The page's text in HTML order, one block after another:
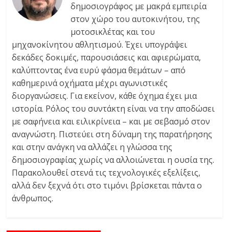
δημοσιογράφος με μακρά εμπειρία
στον χώρο του αυτοκινήτου, της
μοτοσικλέτας και του
μηχανοκίνητου αθλητισμού. Έχει υπογράψει
δεκάδες δοκιμές, παρουσιάσεις και αφιερώματα,
καλύπτοντας ένα ευρύ φάσμα θεμάτων – από
καθημερινά οχήματα μέχρι αγωνιστικές
διοργανώσεις. Για εκείνον, κάθε όχημα έχει μια
ιστορία. Ρόλος του συντάκτη είναι να την αποδώσει
με σαφήνεια και ειλικρίνεια – και με σεβασμό στον
αναγνώστη. Πιστεύει στη δύναμη της παρατήρησης
και στην ανάγκη να αλλάζει η γλώσσα της
δημοσιογραφίας χωρίς να αλλοιώνεται η ουσία της.
Παρακολουθεί στενά τις τεχνολογικές εξελίξεις,
αλλά δεν ξεχνά ότι στο τιμόνι βρίσκεται πάντα ο
άνθρωπος.